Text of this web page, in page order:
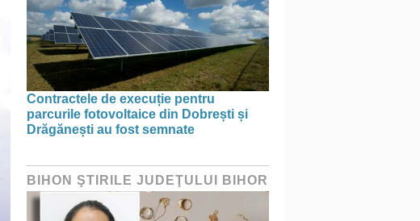
Contractele de execuție pentru
parcurile fotovoltaice din Dobrești și
Drăgănești au fost semnate
BIHON ŞTIRILE JUDEŢULUI BIHOR